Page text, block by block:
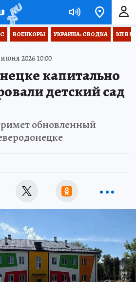
ВОЕНКОРЫ УКРАИНА: СВОДКА КП В
2026 10:00
капитально
детский сад
обновленный